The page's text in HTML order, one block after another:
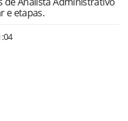
e etapas.